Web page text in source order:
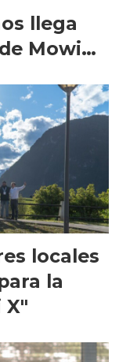
llega
Mowi
locales
la
X"